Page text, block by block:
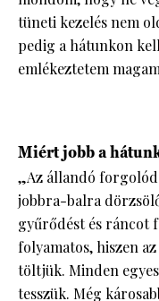
tüneti kezelés nem
pedig a hátunkon
emlékeztetem
Miért jobb a
„Az állandó
jobbra-balra
gyűrődést és ráncot
folyamatos, hiszen
töltjük. Minden
tesszük. Még